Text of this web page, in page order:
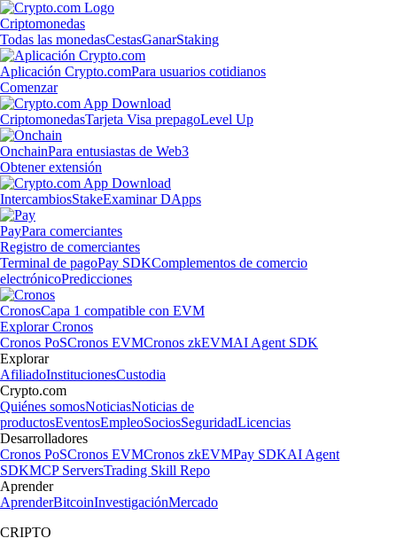
Criptomonedas
Todas las monedasCestasGanarStaking
Aplicación Crypto.comPara usuarios cotidianos
Comenzar
CriptomonedasTarjeta Visa prepagoLevel Up
OnchainPara entusiastas de Web3
Obtener extensión
IntercambiosStakeExaminar DApps
PayPara comerciantes
Registro de comerciantes
Terminal de pagoPay SDKComplementos de comercio
electrónicoPredicciones
CronosCapa 1 compatible con EVM
Explorar Cronos
Cronos PoSCronos EVMCronos zkEVMAI Agent SDK
Explorar
AfiliadoInstitucionesCustodia
Crypto.com
Quiénes somosNoticiasNoticias de
productosEventosEmpleoSociosSeguridadLicencias
Desarrolladores
Cronos PoSCronos EVMCronos zkEVMPay SDKAI Agent
SDKMCP ServersTrading Skill Repo
Aprender
AprenderBitcoinInvestigaciónMercado
CRIPTO